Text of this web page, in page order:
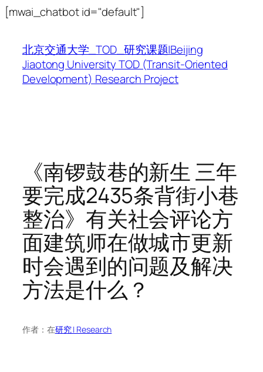
[mwai_chatbot id="default"]
内
容
北京交通大学_TOD_研究课题|Beijing
Jiaotong University TOD (Transit-Oriented
Development) Research Project
《南锣鼓巷的新生 三年
要完成2435条背街小巷
整治》有关社会评论方
面建筑师在做城市更新
时会遇到的问题及解决
方法是什么？
作者： 在研究 | Research